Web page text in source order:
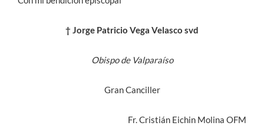
† Jorge Patricio Vega Velasco svd
Obispo de Valparaíso
Gran Canciller
Fr. Cristián Eichin Molina OFM